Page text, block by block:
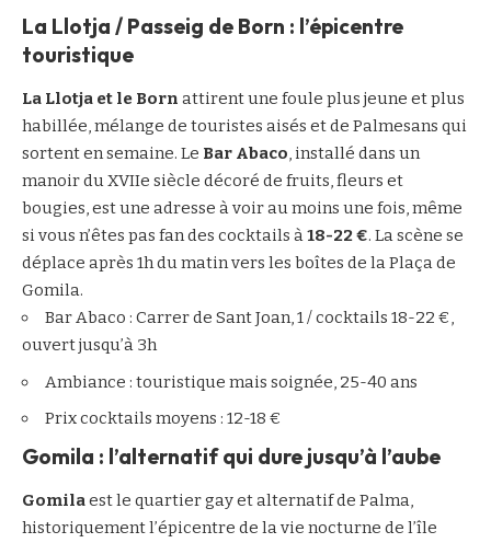
La Llotja / Passeig de Born : l’épicentre
touristique
La Llotja et le Born attirent une foule plus jeune et plus
habillée, mélange de touristes aisés et de Palmesans qui
sortent en semaine. Le Bar Abaco, installé dans un
manoir du XVIIe siècle décoré de fruits, fleurs et
bougies, est une adresse à voir au moins une fois, même
si vous n’êtes pas fan des cocktails à18-22 €. La scène se
déplace après 1h du matin vers les boîtes de la Plaça de
Gomila.
Bar Abaco : Carrer de Sant Joan, 1 / cocktails 18-22 €,
ouvert jusqu’à 3h
Ambiance : touristique mais soignée, 25-40 ans
Prix cocktails moyens : 12-18 €
Gomila : l’alternatif qui dure jusqu’à l’aube
Gomilaest le quartier gay et alternatif de Palma,
historiquement l’épicentre de la vie nocturne de l’île